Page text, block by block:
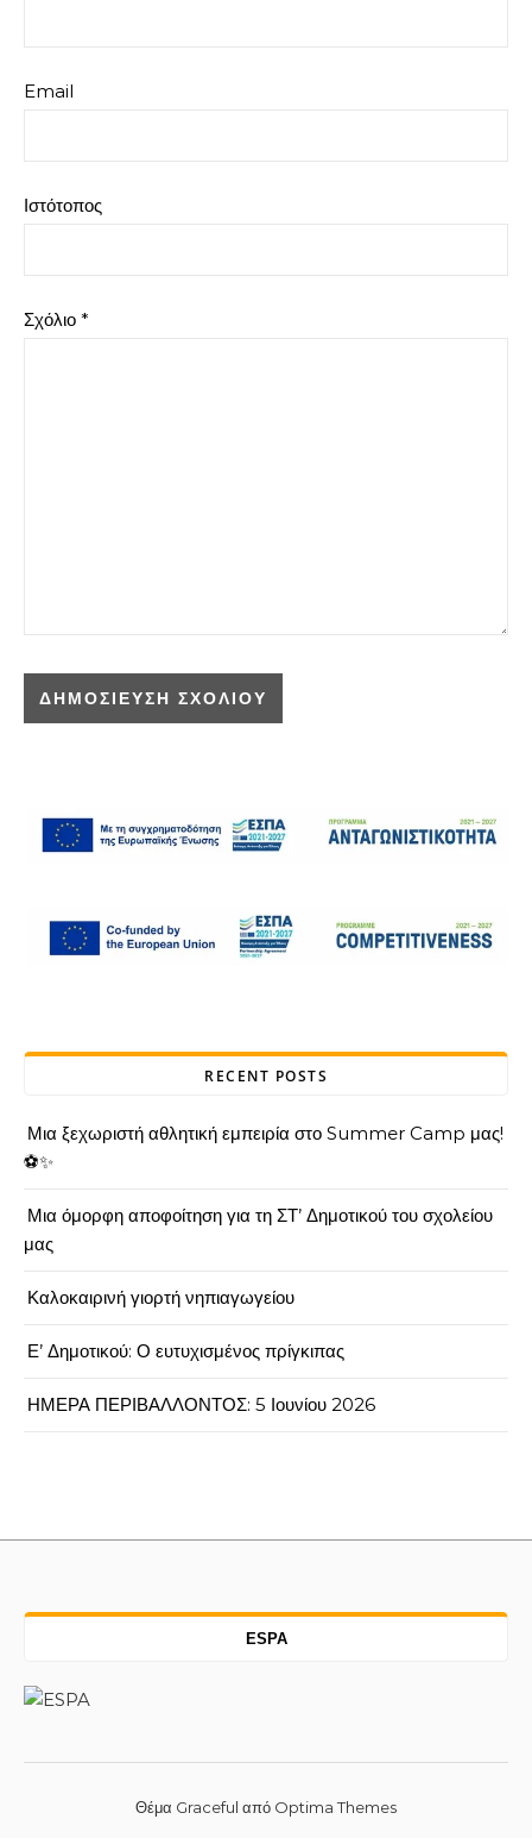
Email
Ιστότοπος
Σχόλιο *
RECENT POSTS
Μια ξεχωριστή αθλητική εμπειρία στο Summer Camp μας!
⚽✨
Μια όμορφη αποφοίτηση για τη ΣΤ’ Δημοτικού του σχολείου
μας
Καλοκαιρινή γιορτή νηπιαγωγείου
Ε’ Δημοτικού: Ο ευτυχισμένος πρίγκιπας
ΗΜΕΡΑ ΠΕΡΙΒΑΛΛΟΝΤΟΣ: 5 Ιουνίου 2026
ESPA
Θέμα Graceful από Optima Themes